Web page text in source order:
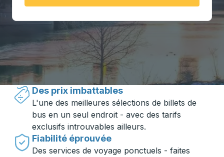
Voyager en toute simplicité avec
Trailways
Des prix imbattables
L'une des meilleures sélections de billets de
bus en un seul endroit - avec des tarifs
exclusifs introuvables ailleurs.
Fiabilité éprouvée
Des services de voyage ponctuels - faites